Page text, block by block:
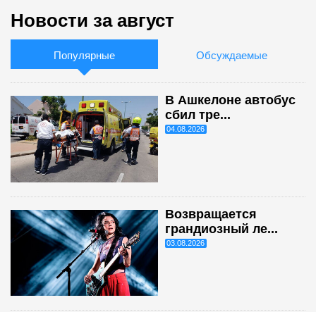
Новости за август
Популярные Обсуждаемые
В Ашкелоне автобус
сбил тре...
04.08.2026
Возвращается
грандиозный ле...
03.08.2026